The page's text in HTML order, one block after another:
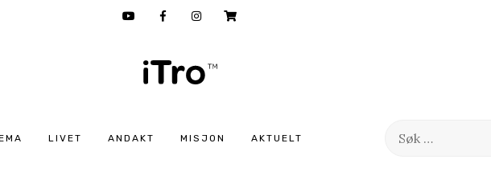
LIVET ANDAKT MISJON AKTUELT
Søk